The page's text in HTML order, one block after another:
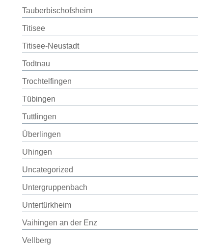
Tauberbischofsheim
Titisee
Titisee-Neustadt
Todtnau
Trochtelfingen
Tübingen
Tuttlingen
Überlingen
Uhingen
Uncategorized
Untergruppenbach
Untertürkheim
Vaihingen an der Enz
Vellberg